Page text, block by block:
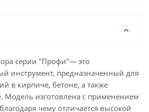
серии "Профи"— это
инструмент, предназначенный для
в кирпиче, бетоне, а также
Модель изготовлена с применением
чему отличается высокой